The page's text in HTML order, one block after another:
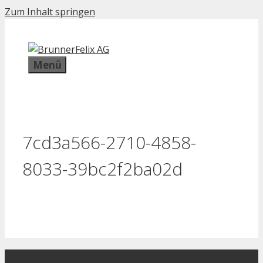
Zum Inhalt springen
Menü
7cd3a566-2710-4858-
8033-39bc2f2ba02d